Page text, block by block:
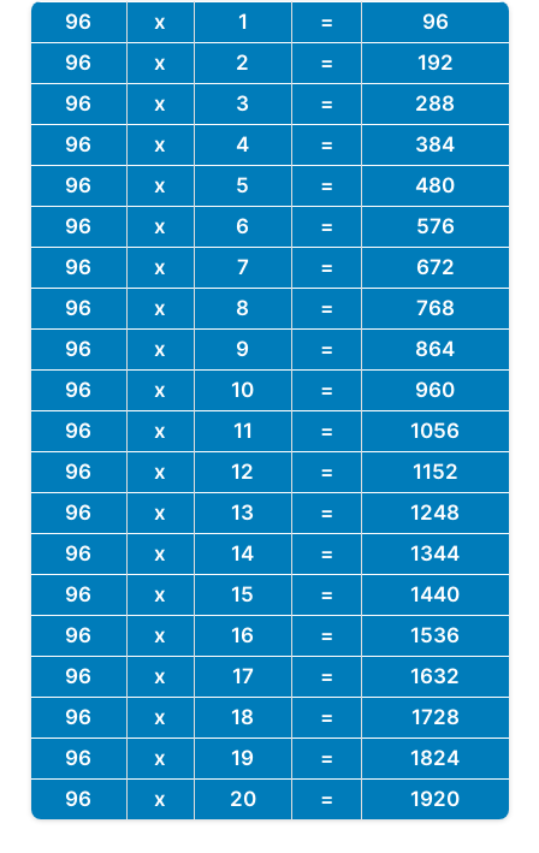
96 x 1 =
96
96
x 2 =
192
96
x 3 =
288
96
x 4 =
384
96
x 5 =
480
96
x 6 =
576
96
x 7 =
672
96
x 8 =
768
96
x 9 =
864
96
x 10 =
960
96
x 11 =
1056
96
x 12 =
1152
96
x 13 =
1248
96
x 14 =
1344
96
x 15 =
1440
96
x 16 =
1536
96
x 17 =
1632
96
x 18 =
1728
96
x 19 =
1824
96
x 20 = 1920